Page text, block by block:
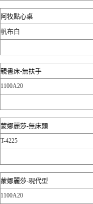
阿牧點心桌
帆布白
親書床-無扶手
1100A20
蒙娜麗莎-無床頭
T-4225
蒙娜麗莎-現代型
1100A20